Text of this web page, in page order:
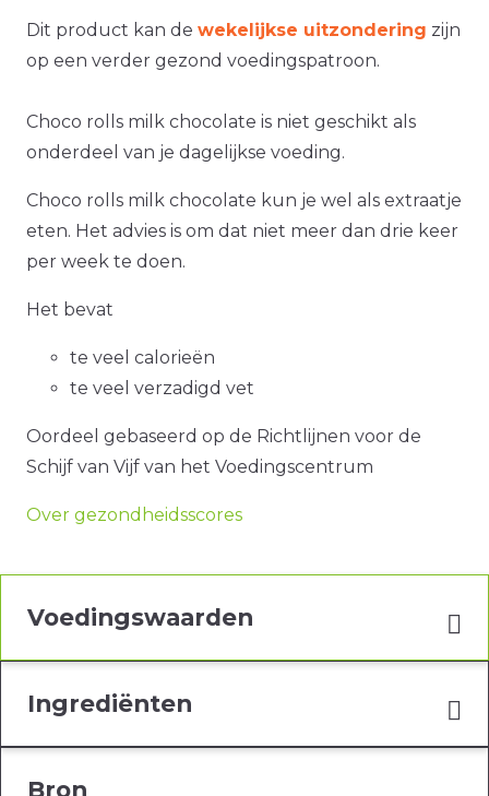
Dit product kan de wekelijkse uitzondering zijn
op een verder gezond voedingspatroon.
Choco rolls milk chocolate is niet geschikt als
onderdeel van je dagelijkse voeding.
Choco rolls milk chocolate kun je wel als extraatje
eten. Het advies is om dat niet meer dan drie keer
per week te doen.
Het bevat
te veel calorieën
te veel verzadigd vet
Oordeel gebaseerd op de Richtlijnen voor de
Schijf van Vijf van het Voedingscentrum
Over gezondheidsscores
Voedingswaarden
Ingrediënten
Bron